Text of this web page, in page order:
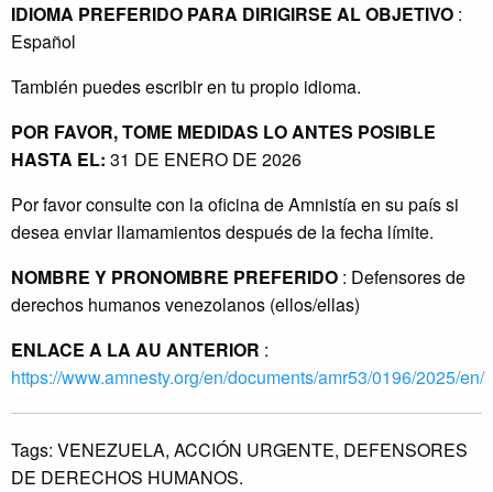
IDIOMA PREFERIDO PARA DIRIGIRSE AL OBJETIVO :
Español
También puedes escribir en tu propio idioma.
POR FAVOR, TOME MEDIDAS LO ANTES POSIBLE
HASTA EL: 31 DE ENERO DE 2026
Por favor consulte con la oficina de Amnistía en su país si
desea enviar llamamientos después de la fecha límite.
NOMBRE Y PRONOMBRE PREFERIDO : Defensores de
derechos humanos venezolanos (ellos/ellas)
ENLACE A LA AU ANTERIOR :
https://www.amnesty.org/en/documents/amr53/0196/2025/en/
Tags: VENEZUELA, ACCIÓN URGENTE, DEFENSORES
DE DERECHOS HUMANOS.